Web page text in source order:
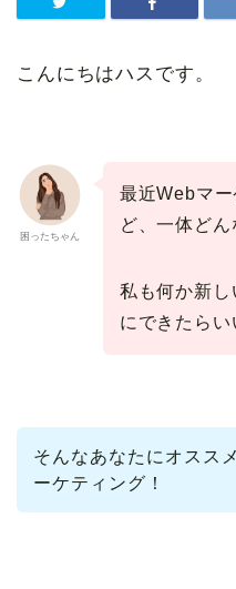
こんにちはハスです。
困ったちゃん
最近Webマ
ど、一体どん
私も何か新し
にできたら
そんなあなたにオスス
ーケティング！